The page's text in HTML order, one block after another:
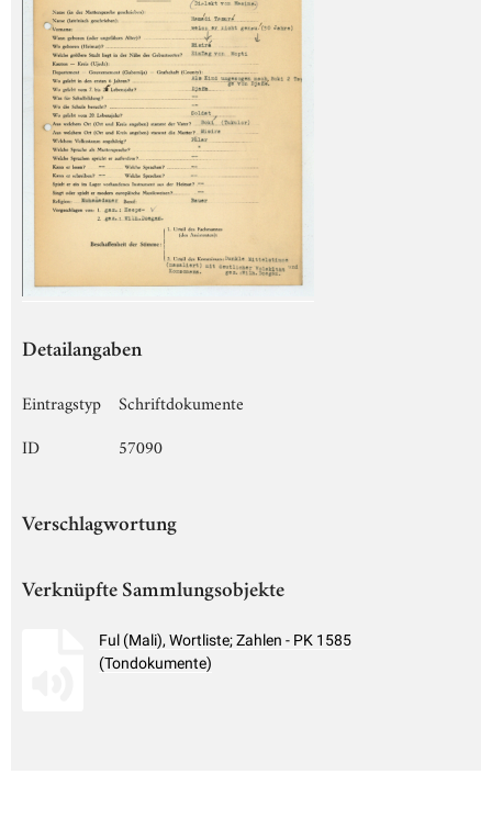
Detailangaben
Eintragstyp
Schriftdokumente
ID
57090
Verschlagwortung
Verknüpfte Sammlungsobjekte
Ful (Mali), Wortliste; Zahlen - PK 1585
(Tondokumente)